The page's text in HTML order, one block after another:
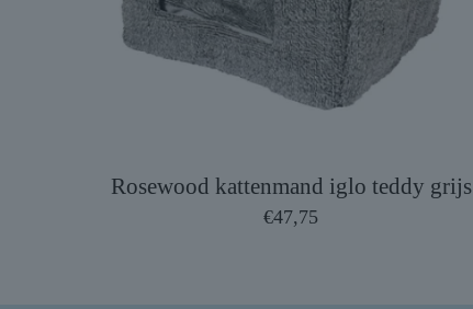
Rosewood kattenmand iglo teddy grijs
€47,75